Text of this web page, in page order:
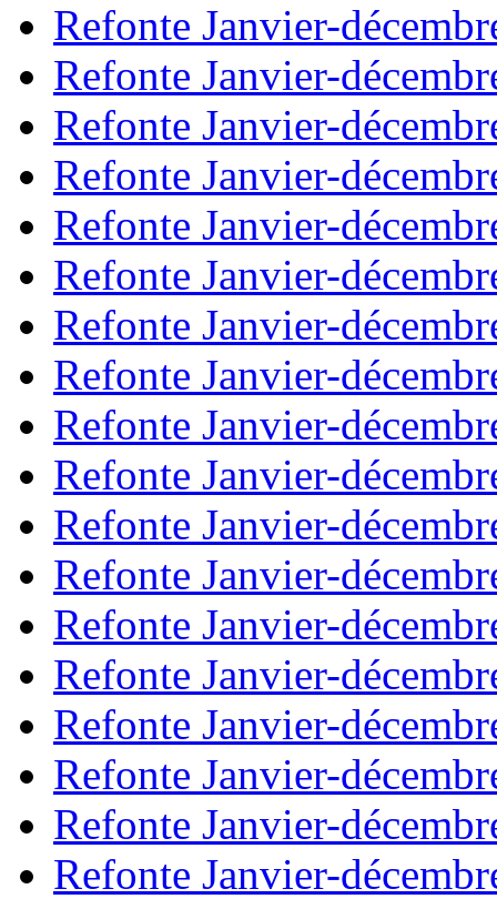
Refonte Janvier-
Refonte Janvier-
Refonte Janvier-
Refonte Janvier-
Refonte Janvier-
Refonte Janvier-
Refonte Janvier-
Refonte Janvier-
Refonte Janvier-
Refonte Janvier-
Refonte Janvier-
Refonte Janvier-
Refonte Janvier-
Refonte Janvier-
Refonte Janvier-
Refonte Janvier-
Refonte Janvier-
Refonte Janvier-